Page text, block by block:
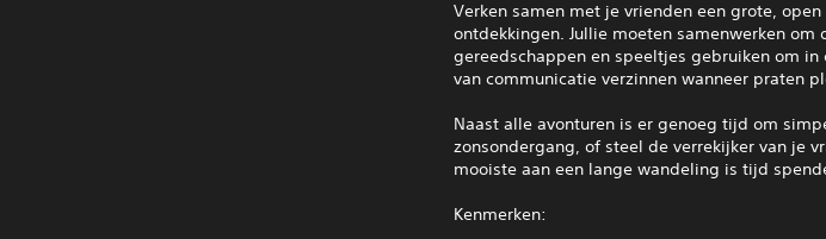
Verken samen met je vrienden een grote,
ontdekkingen. Jullie moeten samenwerken
gereedschappen en speeltjes gebruiken om
van communicatie verzinnen wanneer praten
Naast alle avonturen is er genoeg tijd om
zonsondergang, of steel de verrekijker van je
mooiste aan een lange wandeling is tijd
Kenmerken: